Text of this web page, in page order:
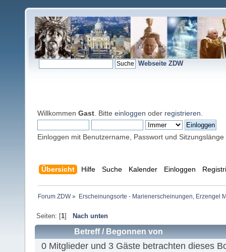
Webseite ZDW
Willkommen Gast . Bitte einloggen oder registrieren
Einloggen mit Benutzername, Passwort und Sitzungslänge
Übersicht Hilfe Suche Kalender Einloggen
Forum ZDW» Erscheinungsorte - Marienerscheinungen, Erzengel
Seiten: [1] Nach unten
Betreff/ Begonnen von
0 Mitglieder und 3 Gäste betrachten dieses